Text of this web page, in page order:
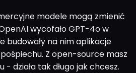
modele mogą zmienić
wycofało GPT-4o w
budowały na nim aplikacje
Z open-source masz
działa tak długo jak chcesz.